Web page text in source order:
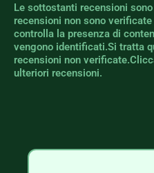
Le sottostanti recensioni
recensioni non sono
controlla la presenza di
vengono identificati.Si tratta
recensioni non
ulteriori recensioni.